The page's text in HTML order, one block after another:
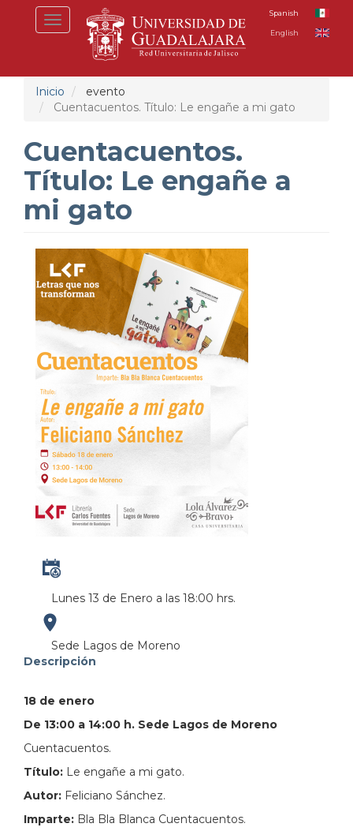
Toggle
navigation
Spanish
English
Inicio
evento
Cuentacuentos. Título: Le engañe a mi gato
Cuentacuentos.
Título: Le engañe a
mi gato
Lunes 13 de Enero a las 18:00 hrs.
Sede Lagos de Moreno
Descripción
18 de enero
De 13:00 a 14:00 h. Sede Lagos de Moreno
Cuentacuentos.
Título: Le engañe a mi gato.
Autor: Feliciano Sánchez.
Imparte: Bla Bla Blanca Cuentacuentos.